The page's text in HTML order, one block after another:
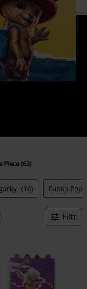
Piece (63)
(16) Funko Pop!
Filtr